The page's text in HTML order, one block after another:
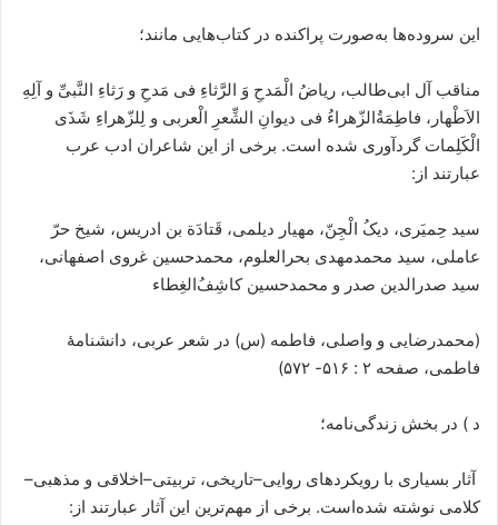
این سروده‌ها به‌صورت پراکنده در کتاب‌هایی مانند؛
مناقب آل ابی‌طالب، ریاضُ الْمَدحِ وَ الرَّثاءِ فی مَدحِ و رَثاءِ النَّبیِّ و آلِهِ
الاَطْهار، فاطِمَةُالزّهراءُ فی دیوانِ الشِّعرِ الْعربی و لِلزّهراءِ شَذَی
الْکَلِمات گردآوری شده ‌است. برخی از این شاعران ادب عرب
عبارتند از:
سید حِمیَری، دیکُ الْجِنّ، مهیار دیلمی، قَتادَة بن ادریس، شیخ حرّ
عاملی، سید محمدمهدی بحرالعلوم، محمدحسین غروی اصفهانی،
سید صدرالدین صدر و محمدحسین کاشِفُ‌الغِطاء
(محمدرضایی و واصلی، فاطمه (س) در شعر عربی، دانشنامهٔ
فاطمی، صفحه ۲ : ۵۱۶- ۵۷۲)
د ) در بخش زندگی‌نامه؛
آثار بسیاری با رویکردهای روایی–تاریخی، تربیتی–اخلاقی و مذهبی–
کلامی نوشته شده‌است. برخی از مهم‌ترین این آثار عبارتند از: